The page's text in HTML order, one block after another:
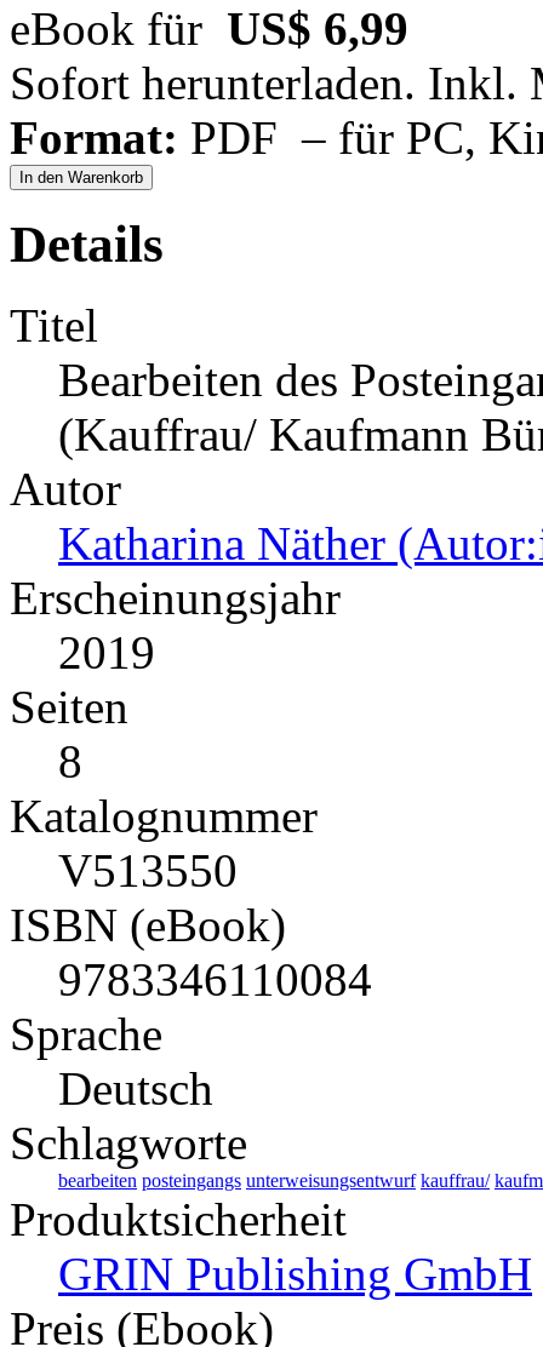
eBook für US$ 6,99
Sofort herunterladen. Inkl.
Format: PDF – für PC,
In den Warenkorb
Details
Titel
Bearbeiten des
(Kauffrau/ Kaufmann
Autor
Katharina Näther
Erscheinungsjahr
2019
Seiten
8
Katalognummer
V513550
ISBN (eBook)
9783346110084
Sprache
Deutsch
Schlagworte
bearbeiten posteingangs unterweisungsentwurf kauffrau/
Produktsicherheit
GRIN Publishing GmbH
Preis (Ebook)